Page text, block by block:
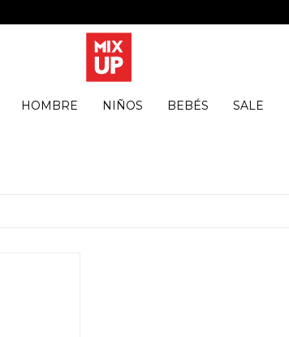
HOMBRE NIÑOS BEBÉS SALE